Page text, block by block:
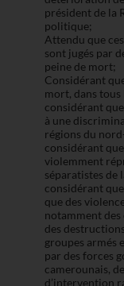
président de la
politique;
Attendu que
sont jugés par
peine de mort;
Considérant
mort, dans tous
considérant
à une
régions du
considérant
violemment
séparatistes de
considérant
que des
notamment des
des
groupes armés
par des forces
camerounais,
d’intervention